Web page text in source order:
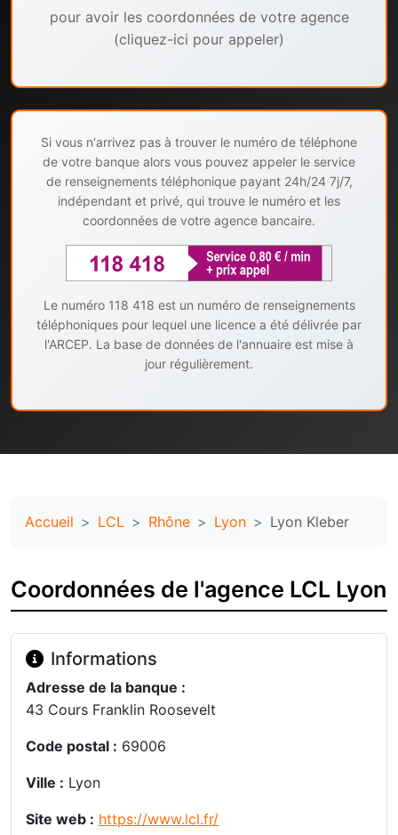
pour avoir les coordonnées de votre agence
(cliquez-ici pour appeler)
Si vous n'arrivez pas à trouver le numéro de téléphone
de votre banque alors vous pouvez appeler le service
de renseignements téléphonique payant 24h/24 7j/7,
indépendant et privé, qui trouve le numéro et les
coordonnées de votre agence bancaire.
Le numéro 118 418 est un numéro de renseignements
téléphoniques pour lequel une licence a été délivrée par
l'ARCEP. La base de données de l'annuaire est mise à
jour régulièrement.
Accueil LCL Rhône Lyon Lyon Kleber
Coordonnées de l'agence LCL Lyon
Informations
Adresse de la banque :
43 Cours Franklin Roosevelt
Code postal : 69006
Ville : Lyon
Site web : https://www.lcl.fr/